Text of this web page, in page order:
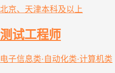
北京、天津本科及以上
测试工程师
电子信息类·自动化类·计算机类